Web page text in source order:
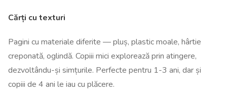
Cărți cu texturi
Pagini cu materiale diferite — pluș, plastic moale, hârtie
creponată, oglindă. Copiii mici explorează prin atingere,
dezvoltându-și simțurile. Perfecte pentru 1-3 ani, dar și
copiii de 4 ani le iau cu plăcere.